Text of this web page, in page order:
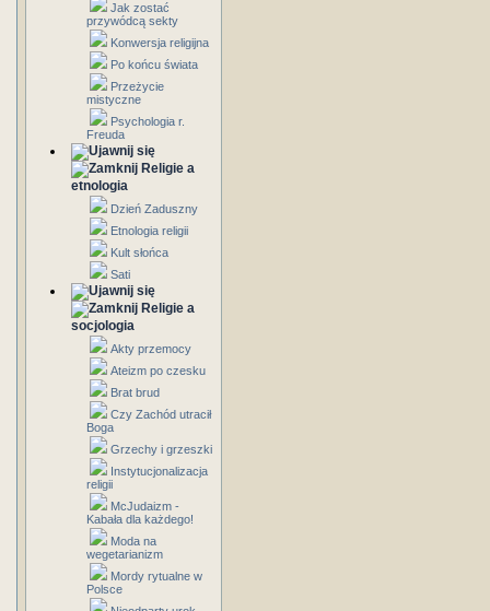
Jak zostać
przywódcą sekty
Konwersja religijna
Po końcu świata
Przeżycie
mistyczne
Psychologia r.
Freuda
Religie a
etnologia
Dzień Zaduszny
Etnologia religii
Kult słońca
Sati
Religie a
socjologia
Akty przemocy
Ateizm po czesku
Brat brud
Czy Zachód utracił
Boga
Grzechy i grzeszki
Instytucjonalizacja
religii
McJudaizm -
Kabała dla każdego!
Moda na
wegetarianizm
Mordy rytualne w
Polsce